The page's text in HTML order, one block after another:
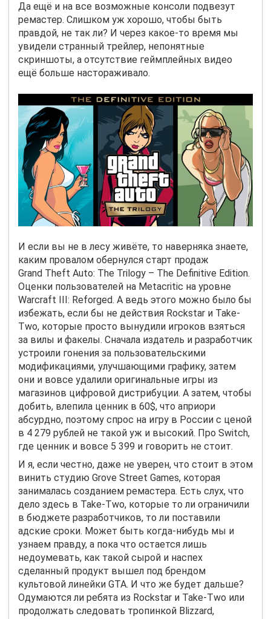
Да ещё и на все возможные консоли подвезут
ремастер. Слишком уж хорошо, чтобы быть
правдой, не так ли? И через какое-то время мы
увидели странный трейлер, непонятные
скриншоты, а отсутствие геймплейных видео
ещё больше настораживало.
И если вы не в лесу живёте, то наверняка знаете,
каким провалом обернулся старт продаж
Grand Theft Auto: The Trilogy – The Definitive Edition.
Оценки пользователей на Metacritic на уровне
Warcraft III: Reforged. А ведь этого можно было бы
избежать, если бы не действия Rockstar и Take-
Two, которые просто вынудили игроков взяться
за вилы и факелы. Сначала издатель и разработчик
устроили гонения за пользовательскими
модификациями, улучшающими графику, затем
они и вовсе удалили оригинальные игры из
магазинов цифровой дистрибуции. А затем, чтобы
добить, влепила ценник в 60$, что априори
абсурдно, поэтому спрос на игру в России с ценой
в 4 279 рублей не такой уж и высокий. Про Switch,
где ценник и вовсе 5 399 и говорить не стоит.
И я, если честно, даже не уверен, что стоит в этом
винить студию Grove Street Games, которая
занималась созданием ремастера. Есть слух, что
дело здесь в Take-Two, которые то ли ограничили
в бюджете разработчиков, то ли поставили
адские сроки. Может быть когда-нибудь мы и
узнаем правду, а пока что остается лишь
недоумевать, как такой сырой и наспех
сделанный продукт вышел под брендом
культовой линейки GTA. И что же будет дальше?
Одумаются ли ребята из Rockstar и Take-Two или
продолжать следовать тропинкой Blizzard,